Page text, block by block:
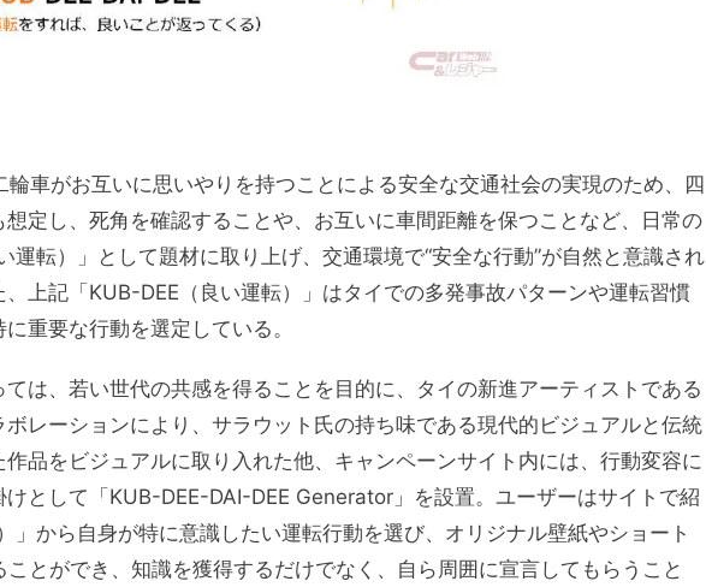
車がお互いに思いやりを持つことによる安全な交通社会の実現のため、四
定し、死角を確認することや、お互いに車間距離を保つことなど、日常の
運転）」として題材に取り上げ、交通環境で“安全な行動”が自然と意識され
上記「KUB-DEE（良い運転）」はタイでの多発事故パターンや運転習慣
重要な行動を選定している。
は、若い世代の共感を得ることを目的に、タイの新進アーティストである
レーションにより、サラウット氏の持ち味である現代的ビジュアルと伝統
品をビジュアルに取り入れた他、キャンペーンサイト内には、行動変容に
として「KUB-DEE-DAI-DEE Generator」を設置。ユーザーはサイトで紹
」から自身が特に意識したい運転行動を選び、オリジナル壁紙やショート
とができ、知識を獲得するだけでなく、自ら周囲に宣言してもらうこと